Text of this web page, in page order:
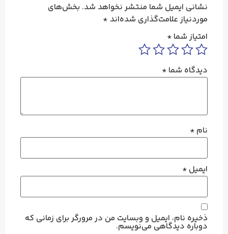
نشانی ایمیل شما منتشر نخواهد شد. بخش‌های
موردنیاز علامت‌گذاری شده‌اند *
امتیاز شما *
دیدگاه شما *
نام *
ایمیل *
ذخیره نام، ایمیل و وبسایت من در مرورگر برای زمانی که
دوباره دیدگاهی می‌نویسم.